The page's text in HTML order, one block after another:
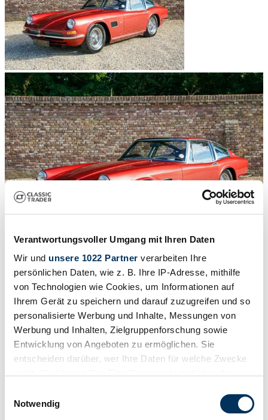
Verantwortungsvoller Umgang mit Ihren Daten
Wir und unsere 1022 Partner verarbeiten Ihre
persönlichen Daten, wie z. B. Ihre IP-Adresse, mithilfe
von Technologien wie Cookies, um Informationen auf
Ihrem Gerät zu speichern und darauf zuzugreifen und so
personalisierte Werbung und Inhalte, Messungen von
Werbung und Inhalten, Zielgruppenforschung sowie
Entwicklung von Angeboten zu ermöglichen. Sie
entscheiden darüber, wer Ihre Daten für welche Zwecke
Trigger Symbol ändern oder widerrufen
Notwendig
/50
1973 | AC 428
AC Frua 428 Coupé "Preserved and well-maintained" "Preserved
and well-maintained" - In good condition and beloved by its
owners,With the optional automatic transmission and chrome-
spoked wheels,Recently fully inspected and serviced, It used to be
Wedgewood Blue and now in the shade Ruby Red,"The third
owner sold the Frua to buy a Lamborghini Miura",A Frua design is
unique and not everyone can understand it,
$310,477